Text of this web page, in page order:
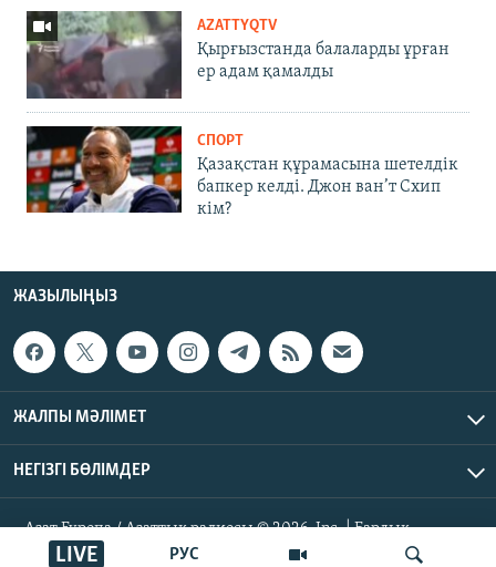
РУС
LIVE
AZATTYQTV
Қырғызстанда балаларды ұрған
ер адам қамалды
СПОРТ
Қазақстан құрамасына шетелдік
бапкер келді. Джон ван’т Схип
кім?
ЖАЗЫЛЫҢЫЗ
ЖАЛПЫ МӘЛІМЕТ
НЕГІЗГІ БӨЛІМДЕР
Азат Еуропа / Азаттық радиосы © 2026, Inc. | Барлық
құқықтары қорғалған